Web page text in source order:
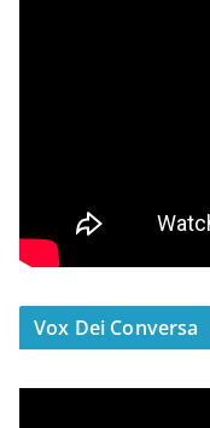
Vox Dei Conversa